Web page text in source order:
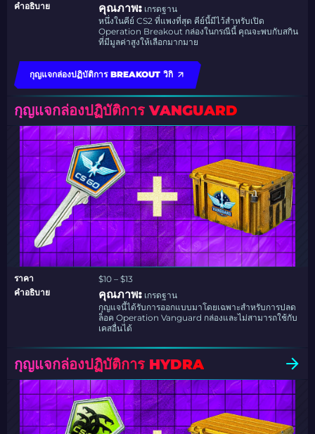
คำอธิบาย
คุณภาพ: เกรดฐาน
หนึ่งในคีย์ CS2 ที่แพงที่สุด คีย์นี้มีไว้สำหรับเปิด
Operation Breakout กล่องในกรณีนี้ คุณจะพบกับสกิน
ที่มีมูลค่าสูงให้เลือกมากมาย
กุญแจกล่องปฏิบัติการ BREAKOUT วิกิ
กุญแจกล่องปฏิบัติการ VANGUARD
ราคา
$10 – $13
คำอธิบาย
คุณภาพ: เกรดฐาน
กุญแจนี้ได้รับการออกแบบมาโดยเฉพาะสำหรับการปลด
ล็อค Operation Vanguard กล่องและไม่สามารถใช้กับ
เคสอื่นได้
กุญแจกล่องปฏิบัติการ HYDRA